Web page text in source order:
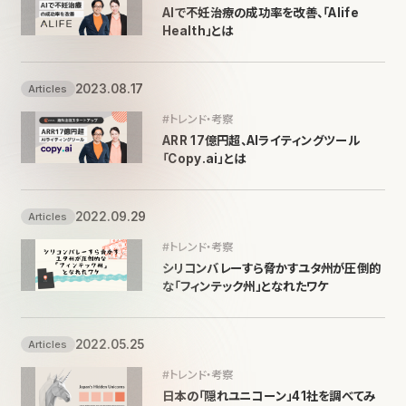
AIで不妊治療の成功率を改善、「Alife
Health」とは
Articles 2023.08.17
#トレンド・考察
ARR 17億円超、AIライティングツール
「Copy.ai」とは
Articles 2022.09.29
#トレンド・考察
シリコンバレーすら脅かすユタ州が圧倒的
な「フィンテック州」となれたワケ
Articles 2022.05.25
#トレンド・考察
日本の「隠れユニコーン」41社を調べてみ